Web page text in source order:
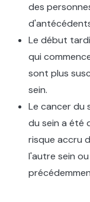
des
Le début
qui
sont plus
sein.
Le cancer du
du sein a été
risque accru
l'autre sein